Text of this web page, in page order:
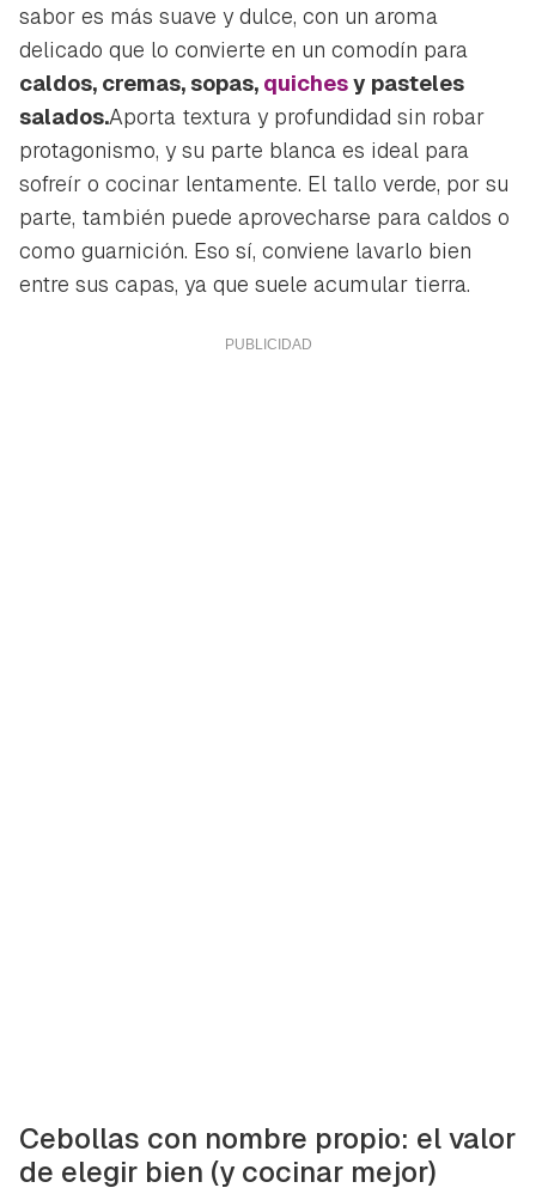
sabor es más suave y dulce, con un aroma
delicado que lo convierte en un comodín para
caldos, cremas, sopas, quichesy pasteles
salados.Aporta textura y profundidad sin robar
protagonismo, y su parte blanca es ideal para
sofreír o cocinar lentamente. El tallo verde, por su
parte, también puede aprovecharse para caldos o
como guarnición. Eso sí, conviene lavarlo bien
entre sus capas, ya que suele acumular tierra.
Cebollas con nombre propio: el valor
de elegir bien (y cocinar mejor)